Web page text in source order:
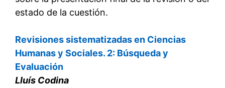
estado de la cuestión.
Revisiones sistematizadas en Ciencias
Humanas y Sociales. 2: Búsqueda y
Evaluación
Lluís Codina